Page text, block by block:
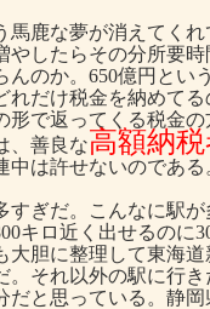
鹿な夢が消えてく
やしたらその分所要
んのか。650億円とい
れだけ税金を納めて
形で返ってくる税金
、善良な高額納
中は許せないのである
ぎだ。こんなに駅
キロ近く出せるのに
大胆に整理して東海
。それ以外の駅に行
だと思っている。静